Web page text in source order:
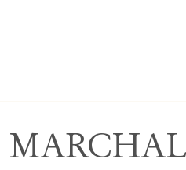
MARCHAL